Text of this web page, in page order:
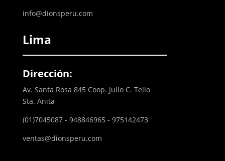
info@dionsperu.com
Lima
Dirección:
Av. Santa Rosa 845 Coop. Julio C. Tello
Sta. Anita
(01)7045087 - 948846965 - 975142473
ventas@dionsperu.com